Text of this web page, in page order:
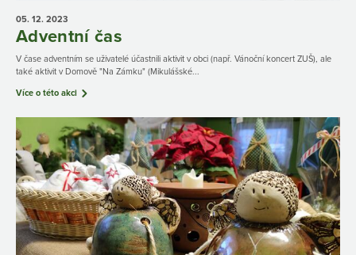
05. 12. 2023
Adventní čas
V čase adventním se uživatelé účastnili aktivit v obci (např. Vánoční koncert ZUŠ), ale
také aktivit v Domově "Na Zámku" (Mikulášské...
Více o této akci